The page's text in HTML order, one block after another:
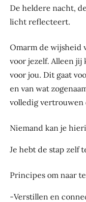
De heldere nacht,
licht reflecteert.
Omarm de wijsheid
voor jezelf. Alleen
voor jou. Dit gaat
en van wat
volledig vertrouwen
Niemand kan je
Je hebt de stap zelf
Principes om naar
-Verstillen en